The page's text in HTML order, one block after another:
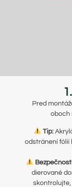
Pred
oboch
Tip:
odstránení fólií
dierované
skontrolujte,